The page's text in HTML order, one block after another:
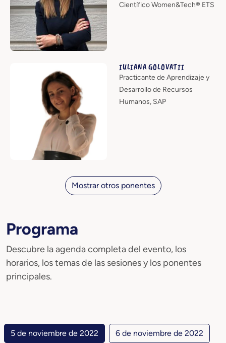
Científico Women&Tech® ETS
IULIANA GOLOVATII
Practicante de Aprendizaje y
Desarrollo de Recursos
Humanos, SAP
Mostrar otros ponentes
Programa
Descubre la agenda completa del evento, los
horarios, los temas de las sesiones y los ponentes
principales.
5 de noviembre de 2022 6 de noviembre de 2022